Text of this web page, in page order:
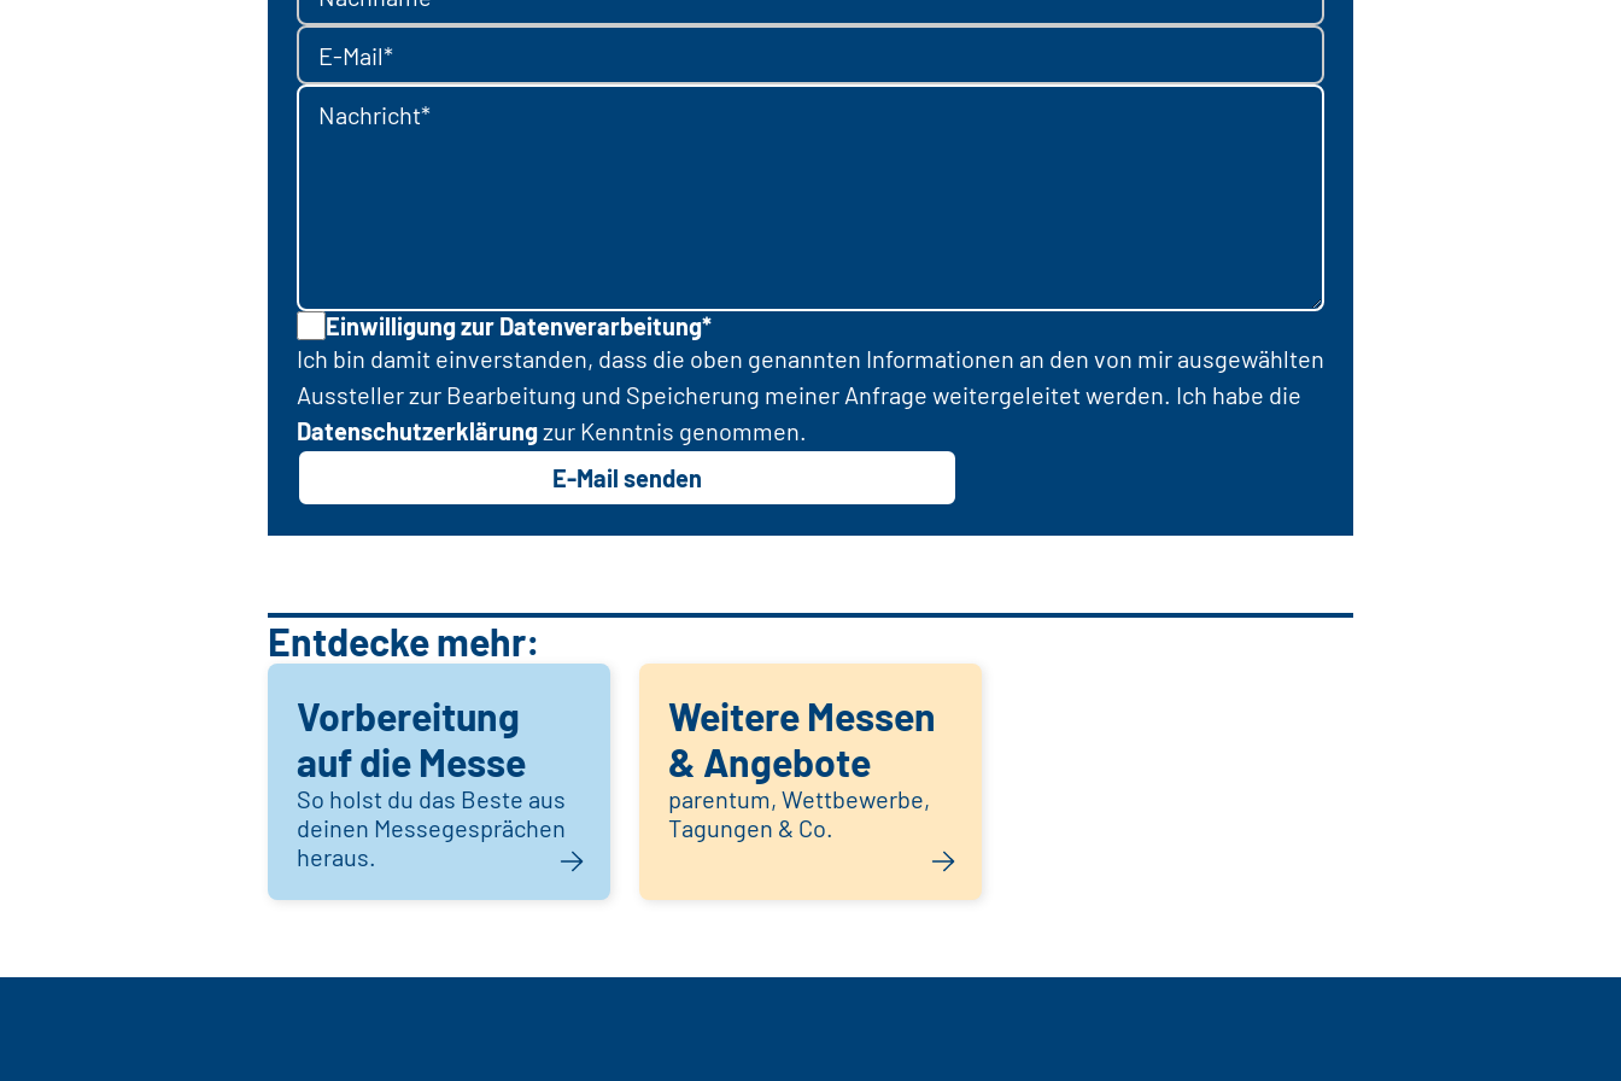
E-Mail*
Nachricht*
Einwilligung zur Datenverarbeitung*
Ich bin damit einverstanden, dass die oben genannten Informationen an den von mir ausgewählten
Aussteller zur Bearbeitung und Speicherung meiner Anfrage weitergeleitet werden. Ich habe die
Datenschutzerklärungzur Kenntnis genommen.
E-Mail senden
Entdecke mehr:
Vorbereitung
auf die Messe
So holst du das Beste aus
deinen Messegesprächen
heraus.
Weitere Messen
& Angebote
parentum, Wettbewerbe,
Tagungen & Co.